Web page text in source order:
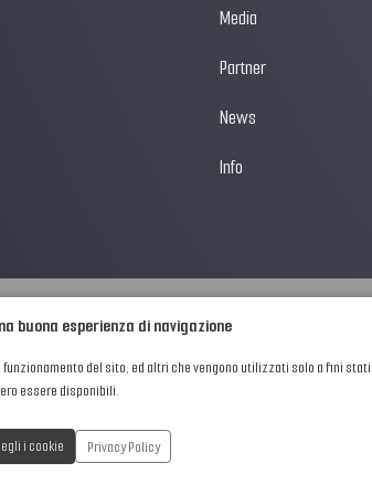
Media
Partner
News
Info
buona esperienza di navigazione
del sito, ed altri che vengono utilizzati solo a fini
essere disponibili.
i cookie Privacy Policy